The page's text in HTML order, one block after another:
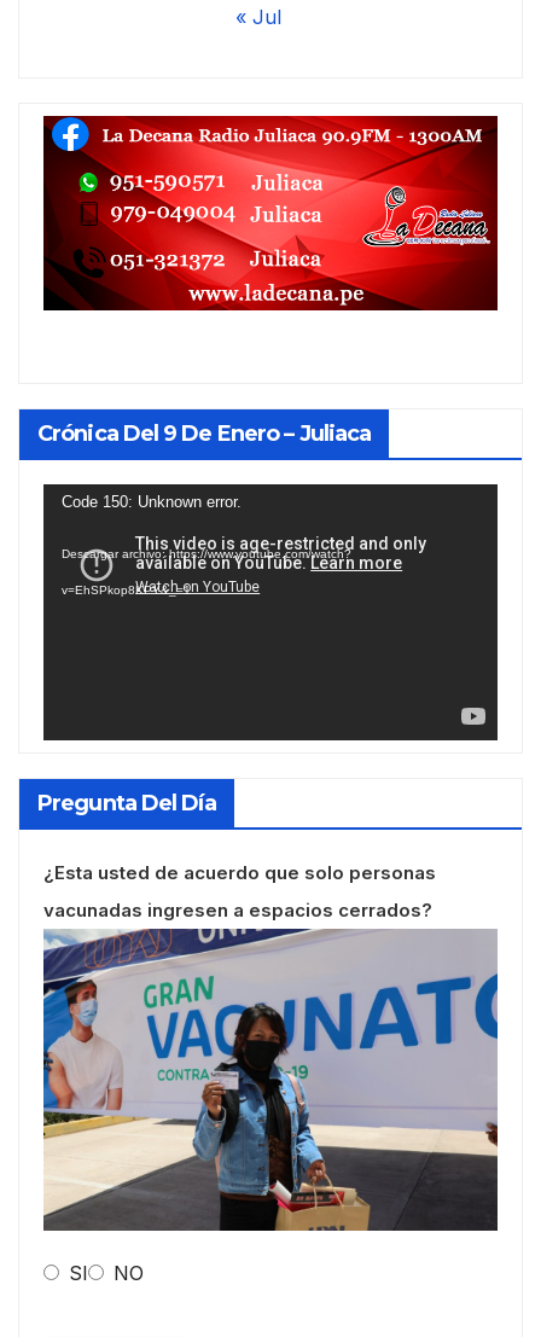
« Jul
Crónica Del 9 De Enero – Juliaca
Reproductor
vídeo
Code 150: Unknown error.
Descargar archivo: https://www.youtube.com/watch?
v=EhSPkop8KPY&_=1
Pregunta Del Día
¿Esta usted de acuerdo que solo personas
vacunadas ingresen a espacios cerrados?
SI NO